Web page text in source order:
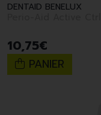
DENTAID BENELUX
10,75€
PANIER